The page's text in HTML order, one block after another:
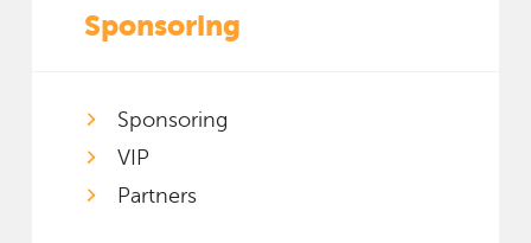
Sponsoring
Sponsoring
VIP
Partners